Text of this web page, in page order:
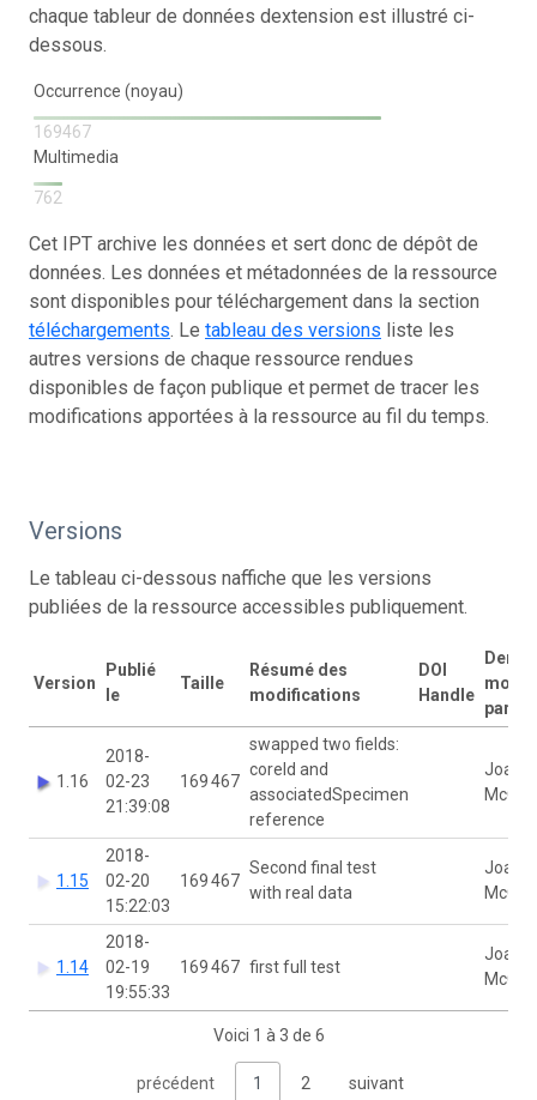
chaque tableur de données dextension est illustré ci-
dessous.
Occurrence (noyau)
169467
Multimedia
762
Cet IPT archive les données et sert donc de dépôt de
données. Les données et métadonnées de la ressource
sont disponibles pour téléchargement dans la section
téléchargements. Le tableau des versions liste les
autres versions de chaque ressource rendues
disponibles de façon publique et permet de tracer les
modifications apportées à la ressource au fil du temps.
Versions
Le tableau ci-dessous naffiche que les versions
publiées de la ressource accessibles publiquement.
Version
Publié
le
Taille
Résumé des
modifications
DOI
Handle
par
1.16
2018-
02-23
21:39:08
169 467
swapped two fields:
coreId and
associatedSpecimen
reference
1.15
2018-
02-20
15:22:03
169 467
Second final test
with real data
1.14
2018-
02-19
19:55:33
169 467 first full test
Voici 1 à 3 de 6
précédent 1 2 suivant